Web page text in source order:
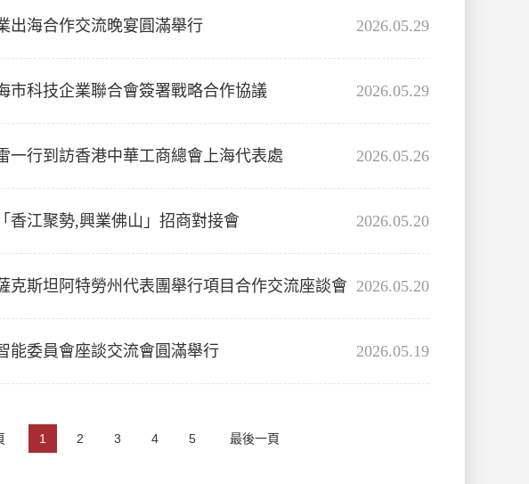
2026.05.29
出海合作交流晚宴圓滿舉行
2026.05.29
市科技企業聯合會簽署戰略合作協議
2026.05.26
一行到訪香港中華工商總會上海代表處
2026.05.20
香江聚勢,興業佛山」招商對接會
2026.05.20
克斯坦阿特勞州代表團舉行項目合作交流座談會
2026.05.19
能委員會座談交流會圓滿舉行
1 2 3 4 5 最後一頁